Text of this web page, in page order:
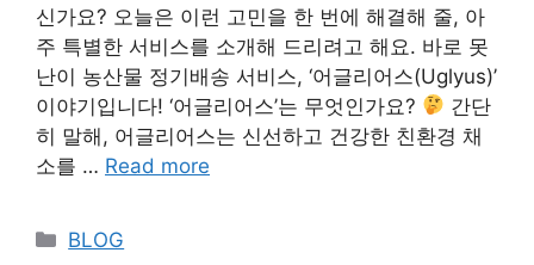
신가요? 오늘은 이런 고민을 한 번에 해결해 줄, 아
주 특별한 서비스를 소개해 드리려고 해요. 바로 못
난이 농산물 정기배송 서비스, ‘어글리어스(Uglyus)’
이야기입니다! ‘어글리어스’는 무엇인가요?
간단
히 말해, 어글리어스는 신선하고 건강한 친환경 채
소를 … Read more
Categories
BLOG